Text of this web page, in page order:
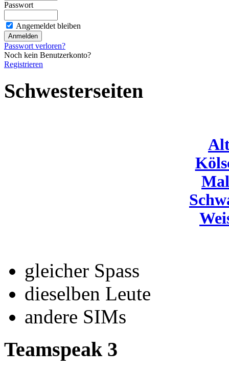
Passwort
Angemeldet bleiben
Passwort verloren?
Noch kein Benutzerkonto?
Registrieren
Schwesterseiten
gleicher Spass
dieselben Leute
andere SIMs
Teamspeak 3